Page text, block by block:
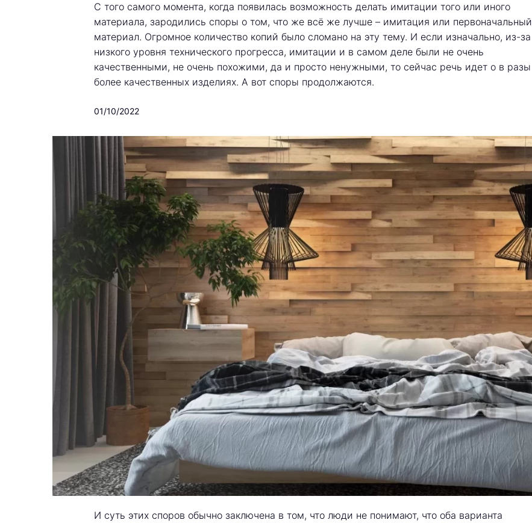
С того самого момента, когда появилась возможность делать имитации того или иного
материала, зародились споры о том, что же всё же лучше – имитация или первоначальный
материал. Огромное количество копий было сломано на эту тему. И если изначально, из-за
низкого уровня технического прогресса, имитации и в самом деле были не очень
качественными, не очень похожими, да и просто ненужными, то сейчас речь идет о в разы
более качественных изделиях. А вот споры продолжаются.
01/10/2022
И суть этих споров обычно заключена в том, что люди не понимают, что оба варианта